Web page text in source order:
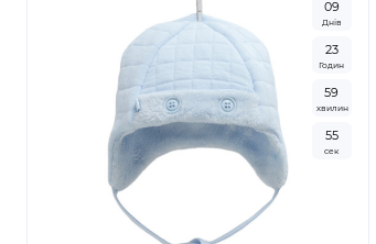
09
Днів
23
Годин
59
хвилин
53
сек